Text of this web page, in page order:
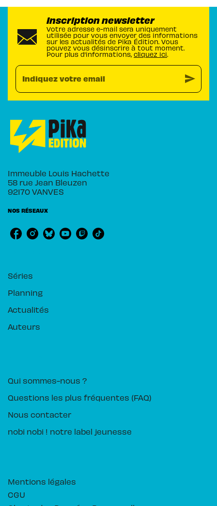
Inscription newsletter
Votre adresse e-mail sera uniquement
utilisée pour vous envoyer des informations
sur les actualités de Pika Édition. Vous
pouvez vous désinscrire à tout moment.
Pour plus d’informations, cliquez ici.
Indiquez votre email send
Immeuble Louis Hachette
58 rue Jean Bleuzen
92170 VANVES
NOS RÉSEAUX
Séries
Planning
Actualités
Auteurs
Qui sommes-nous ?
Questions les plus fréquentes (FAQ)
Nous contacter
nobi nobi ! notre label jeunesse
Mentions légales
CGU